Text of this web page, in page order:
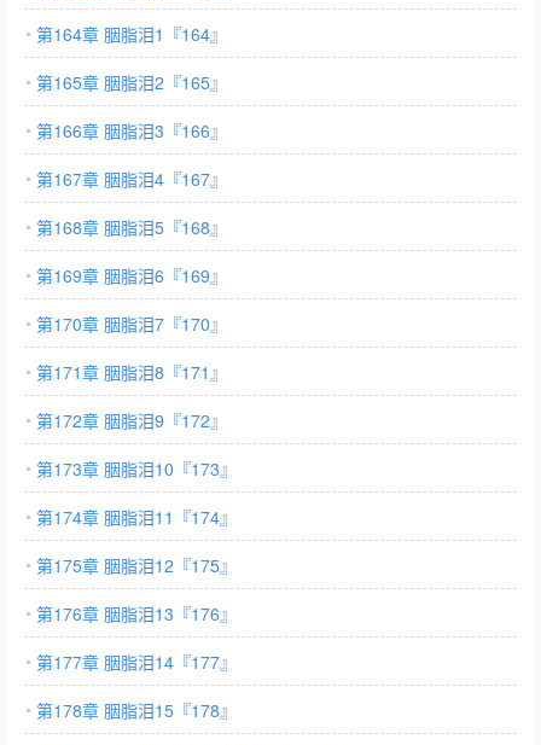
第164章 胭脂泪1『164』
第165章 胭脂泪2『165』
第166章 胭脂泪3『166』
第167章 胭脂泪4『167』
第168章 胭脂泪5『168』
第169章 胭脂泪6『169』
第170章 胭脂泪7『170』
第171章 胭脂泪8『171』
第172章 胭脂泪9『172』
第173章 胭脂泪10『173』
第174章 胭脂泪11『174』
第175章 胭脂泪12『175』
第176章 胭脂泪13『176』
第177章 胭脂泪14『177』
第178章 胭脂泪15『178』